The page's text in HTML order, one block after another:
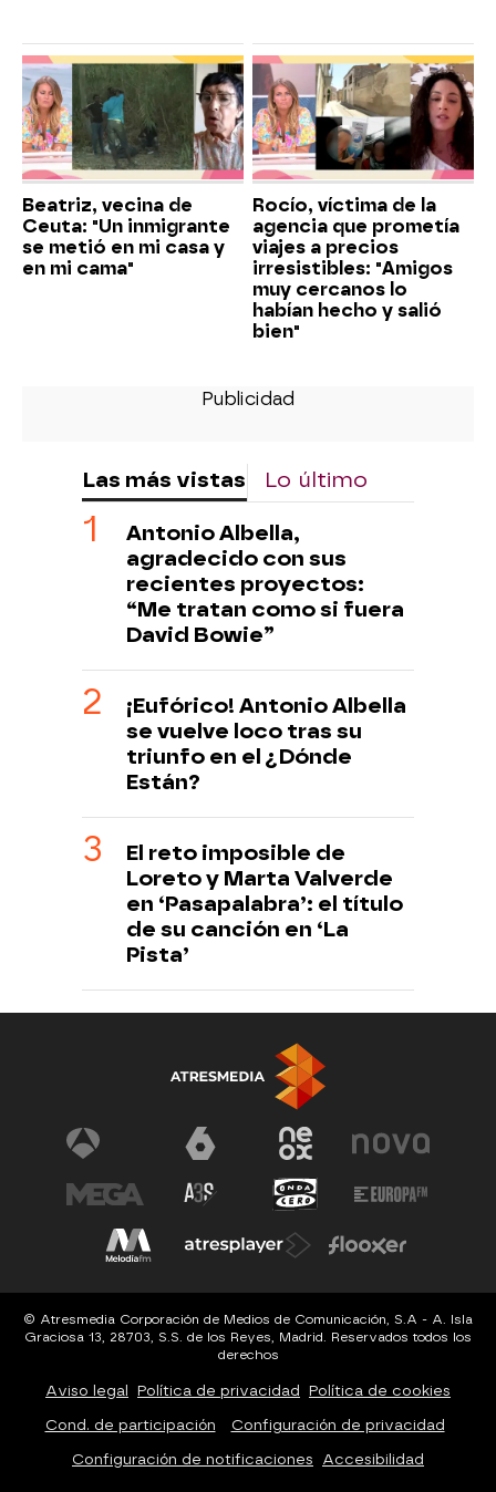
Beatriz, vecina de
Ceuta: "Un inmigrante
se metió en mi casa y
en mi cama"
Rocío, víctima de la
agencia que prometía
viajes a precios
irresistibles: "Amigos
muy cercanos lo
habían hecho y salió
bien"
Las más vistas Lo último
Antonio Albella,
agradecido con sus
recientes proyectos:
“Me tratan como si fuera
David Bowie”
¡Eufórico! Antonio Albella
se vuelve loco tras su
triunfo en el ¿Dónde
Están?
El reto imposible de
Loreto y Marta Valverde
en ‘Pasapalabra’: el título
de su canción en ‘La
Pista’
© Atresmedia Corporación de Medios de Comunicación, S.A - A. Isla
Graciosa 13, 28703, S.S. de los Reyes, Madrid. Reservados todos los
derechos
Aviso legal Política de privacidad Política de cookies
Cond. de participación Configuración de privacidad
Configuración de notificaciones Accesibilidad